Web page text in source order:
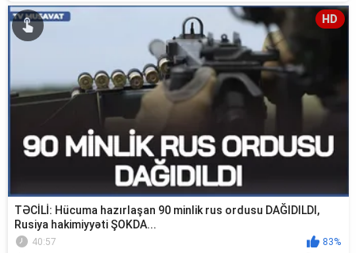
HD
TƏCİLİ: Hücuma hazırlaşan 90 minlik rus ordusu DAĞIDILDI,
Rusiya hakimiyyəti ŞOKDA...
40:57
83%